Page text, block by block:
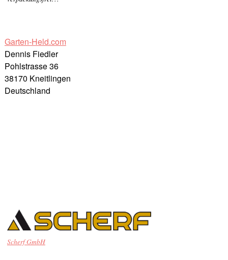
Garten-Held.com
Dennis Fiedler
Pohlstrasse 36
38170 Kneitlingen
Deutschland
Scherf GmbH